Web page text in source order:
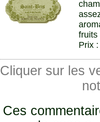
fruits
Prix :
Cliquer sur les
Ces